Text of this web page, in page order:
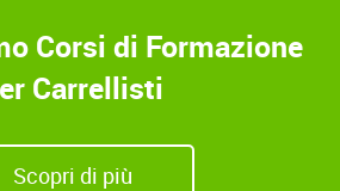
Corsi di Formazione
Carrellisti
Scopri di più